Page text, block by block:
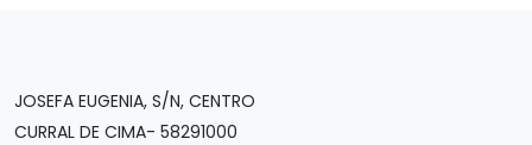
JOSEFA EUGENIA, S/N, CENTRO
CURRAL DE CIMA- 58291000